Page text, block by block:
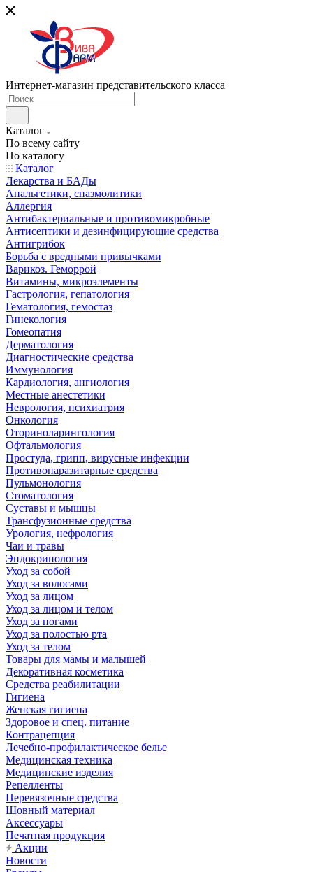
Интернет-магазин представительского класса
Каталог
По всему сайту
По каталогу
Каталог
Лекарства и БАДы
Анальгетики, спазмолитики
Аллергия
Антибактериальные и противомикробные
Антисептики и дезинфицирующие средства
Антигрибок
Борьба с вредными привычками
Варикоз. Геморрой
Витамины, микроэлементы
Гастрология, гепатология
Гематология, гемостаз
Гинекология
Гомеопатия
Дерматология
Диагностические средства
Иммунология
Кардиология, ангиология
Местные анестетики
Неврология, психиатрия
Онкология
Оториноларингология
Офтальмология
Простуда, грипп, вирусные инфекции
Противопаразитарные средства
Пульмонология
Стоматология
Суставы и мышцы
Трансфузионные средства
Урология, нефрология
Чаи и травы
Эндокринология
Уход за собой
Уход за волосами
Уход за лицом
Уход за лицом и телом
Уход за ногами
Уход за полостью рта
Уход за телом
Товары для мамы и малышей
Декоративная косметика
Средства реабилитации
Гигиена
Женская гигиена
Здоровое и спец. питание
Контрацепция
Лечебно-профилактическое белье
Медицинская техника
Медицинские изделия
Репелленты
Перевязочные средства
Шовный материал
Аксессуары
Печатная продукция
Акции
Новости